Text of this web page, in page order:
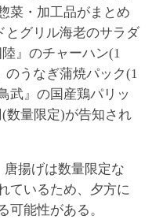
菜・加工品がまとめ
とグリル海老のサラダ
』のチャーハン(1
うなぎ蒲焼パック(1
武』の国産鶏パリッ
数量限定)が告知され
唐揚げは数量限定な
ているため、夕方に
可能性がある。